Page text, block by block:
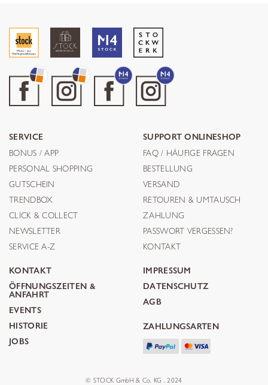
SERVICE
BONUS / APP
PERSONAL SHOPPING
GUTSCHEIN
TRENDBOX
CLICK & COLLECT
NEWSLETTER
SERVICE A-Z
SUPPORT ONLINESHOP
FAQ / HÄUFIGE FRAGEN
BESTELLUNG
VERSAND
RETOUREN & UMTAUSCH
ZAHLUNG
PASSWORT VERGESSEN?
KONTAKT
KONTAKT
ÖFFNUNGSZEITEN &
ANFAHRT
EVENTS
HISTORIE
JOBS
IMPRESSUM
DATENSCHUTZ
AGB
ZAHLUNGSARTEN
© STOCK GmbH & Co. KG . 2024